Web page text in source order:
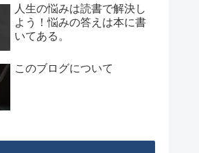
人生の悩みは読書で解決し
よう！悩みの答えは本に書
いてある。
このブログについて